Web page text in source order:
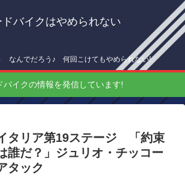
ドバイクはやめられない
なんでだろう♪ 何回こけてもやめられない!
バイクの情報を発信しています!
タリア第19ステージ 「約束
誰だ？」ジュリオ・チッコー
タック